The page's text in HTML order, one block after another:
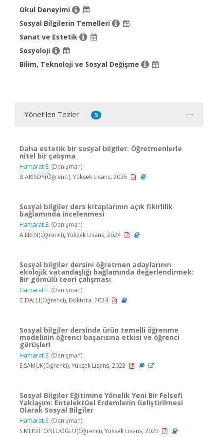
Okul Deneyimi
Sosyal Bilgilerin Temelleri
Sanat ve Estetik
Sosyoloji
Bilim, Teknoloji ve Sosyal Değişme
Yönetilen Tezler 5
Daha estetik bir sosyal bilgiler: Öğretmenlerle
nitel bir çalışma
Hamarat E. (Danışman)
B.ARISOY(Öğrenci), Yüksek Lisans, 2025
Sosyal bilgiler ders kitaplarının açık fikirlilik
bağlamında incelenmesi
Hamarat E. (Danışman)
A.EREN(Öğrenci), Yüksek Lisans, 2024
Sosyal bilgiler dersini öğretmen adaylarının
ekolojik vatandaşlığı bağlamında değerlendirmek:
Bir gömülü teori çalışması
Hamarat E. (Danışman)
C.DALLI(Öğrenci), Doktora, 2024
Sosyal bilgiler dersinde ürün temelli öğrenme
modelinin öğrenci başarısına etkisi ve öğrenci
görüşleri
Hamarat E. (Danışman)
S.SAMUK(Öğrenci), Yüksek Lisans, 2023
Sosyal Bilgiler Eğitimine Yönelik Yeni Bir Felsefi
Yaklaşım: Entelektüel Erdemlerin Geliştirilmesi
Olarak Sosyal Bilgiler
Hamarat E. (Danışman)
S.MERZİFONLUOĞLU(Öğrenci), Yüksek Lisans, 2023